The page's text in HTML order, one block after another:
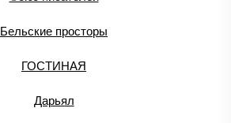
Бельские просторы
ГОСТИНАЯ
Дарьял